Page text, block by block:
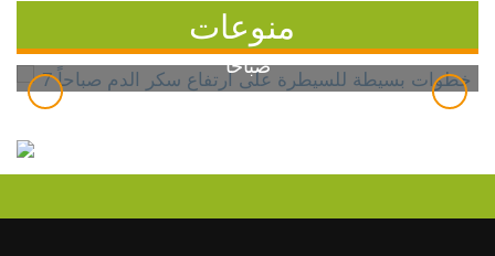
منوعات
7 خطوات بسيطة للسيطرة على ارتفاع سكر الدم
صباحاً